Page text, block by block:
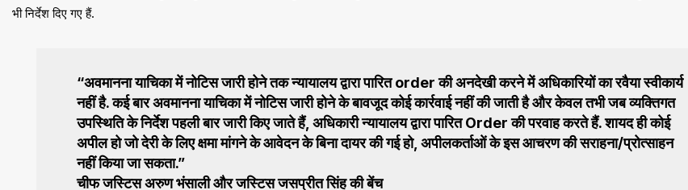
भी निर्देश दिए गए हैं.
“अवमानना याचिका में नोटिस जारी होने तक न्यायालय द्वारा पारित order की अनदेखी करने में अधिकारियों का रवैया स्वीकार्य
नहीं है. कई बार अवमानना याचिका में नोटिस जारी होने के बावजूद कोई कार्रवाई नहीं की जाती है और केवल तभी जब व्यक्तिगत
उपस्थिति के निर्देश पहली बार जारी किए जाते हैं, अधिकारी न्यायालय द्वारा पारित Order की परवाह करते हैं. शायद ही कोई
अपील हो जो देरी के लिए क्षमा मांगने के आवेदन के बिना दायर की गई हो, अपीलकर्ताओं के इस आचरण की सराहना/प्रोत्साहन
नहीं किया जा सकता.”
चीफ जस्टिस अरुण भंसाली और जस्टिस जसप्रीत सिंह की बेंच